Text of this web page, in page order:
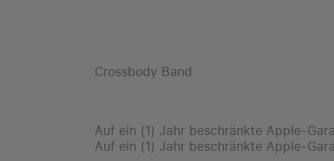
Crossbody Band
Auf ein (1) Jahr beschränkte Apple-
Auf ein (1) Jahr beschränkte Apple-